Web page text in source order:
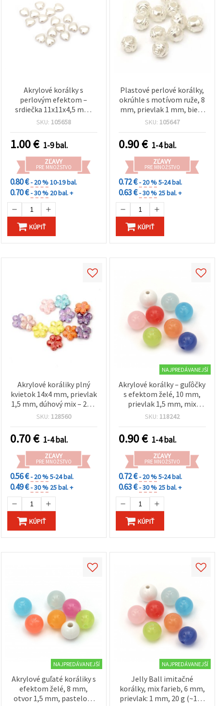
Akrylové korálky s
perlovým efektom –
srdiečka 11x11x4,5 mm,
otvor 1 mm, biela – 20 g
SKU: 105658
1.00€ 1-9 bal.
ZĽAVY
PRE MNOŽSTVO
0.80 €- 20 %10-19 bal.
0.70 €- 30 % 20 bal. +
KÚPIŤ
Plastové perlové korálky,
okrúhle s motívom ruže, 8
mm, prievlak 1 mm, biele
- 20 g (~110 ks)
SKU: 105647
0.90€ 1-4 bal.
ZĽAVY
PRE MNOŽSTVO
0.72 €- 20 %5-24 bal.
0.63 €- 30 % 25 bal. +
KÚPIŤ
Akrylové koráliky plný
kvietok 14x4 mm, prievlak
1,5 mm, dúhový mix – 20 g
~ 40 ks
SKU: 128560
0.70€ 1-4 bal.
ZĽAVY
PRE MNOŽSTVO
0.56 €- 20 %5-24 bal.
0.49 €- 30 % 25 bal. +
KÚPIŤ
NAJPREDÁVANEJŠÍ
Akrylové korálky – guľôčky
s efektom želé, 10 mm,
prievlak 1,5 mm, mix
farieb, 20 g (~40 ks)
SKU: 118242
0.90€ 1-4 bal.
ZĽAVY
PRE MNOŽSTVO
0.72 €- 20 %5-24 bal.
0.63 €- 30 % 25 bal. +
KÚPIŤ
NAJPREDÁVANEJŠÍ
Akrylové guľaté koráliky s
efektom želé, 8 mm,
otvor 1,5 mm, pastelový
NAJPREDÁVANEJŠÍ
Jelly Ball imitačné
korálky, mix farieb, 6 mm,
prievlak: 1 mm, 20 g (~160